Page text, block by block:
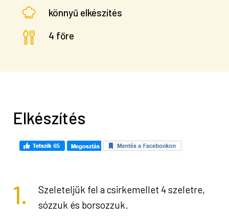
könnyű elkészítés
4 főre
Elkészítés
1.
Szeleteljük fel a csirkemellet 4 szeletre,
sózzuk és borsozzuk.